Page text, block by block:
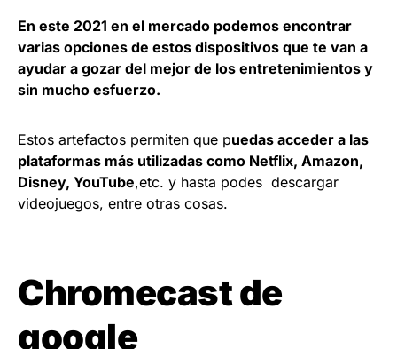
En este 2021 en el mercado podemos encontrar
varias opciones de estos dispositivos que te van a
ayudar a gozar del mejor de los entretenimientos y
sin mucho esfuerzo.
Estos artefactos permiten que puedas acceder a las
plataformas más utilizadas como Netflix, Amazon,
Disney, YouTube,etc. y hasta podes descargar
videojuegos, entre otras cosas.
Chromecast de
google